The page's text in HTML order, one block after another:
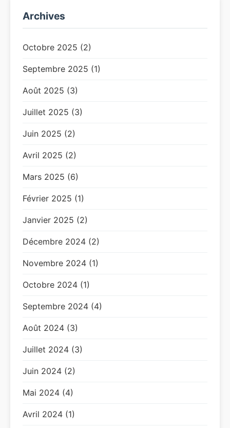
Archives
Octobre 2025 (2)
Septembre 2025 (1)
Août 2025 (3)
Juillet 2025 (3)
Juin 2025 (2)
Avril 2025 (2)
Mars 2025 (6)
Février 2025 (1)
Janvier 2025 (2)
Décembre 2024 (2)
Novembre 2024 (1)
Octobre 2024 (1)
Septembre 2024 (4)
Août 2024 (3)
Juillet 2024 (3)
Juin 2024 (2)
Mai 2024 (4)
Avril 2024 (1)